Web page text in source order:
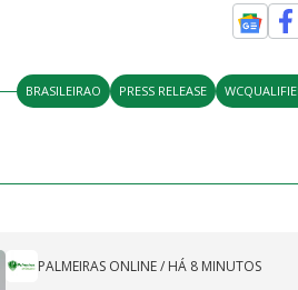
BRASILEIRAO PRESS RELEASE
PALMEIRAS ONLINE/ HÁ 8 MINUTOS